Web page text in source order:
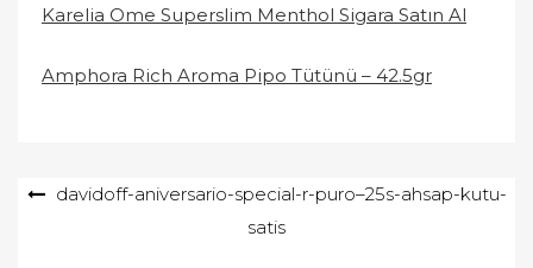
Karelia Ome Superslim Menthol Sigara Satın Al
Amphora Rich Aroma Pipo Tütünü – 42.5gr
Yazıdavidoff-aniversario-special-r-puro–25s-ahsap-kutu-
satis